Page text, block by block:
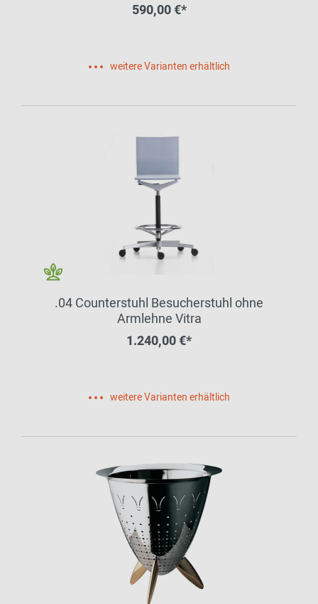
590,00 €*
weitere Varianten erhältlich
.04 Counterstuhl Besucherstuhl ohne
Armlehne Vitra
1.240,00 €*
weitere Varianten erhältlich